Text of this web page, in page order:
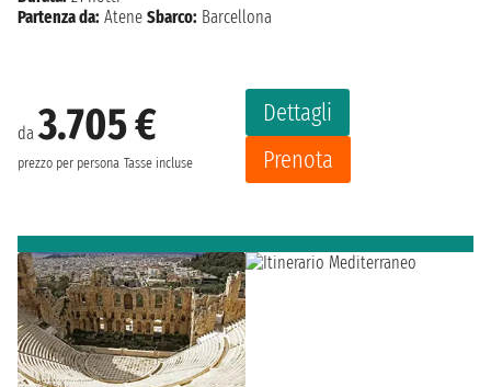
da3.705 €
prezzo per persona Tasse incluse
Dettagli
Prenota
Partenza da: Atene Sbarco: Barcellona